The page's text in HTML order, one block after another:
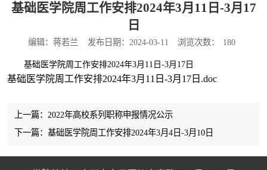
基础医学院周工作安排2024年3月11日-3月17
日
编辑：蒋若兰 发布日期：2024-03-11 浏览次数： 180
基础医学院周工作安排2024年3月11日-3月17日
基础医学院周工作安排2024年3月11日-3月17日.doc
上一篇：2022年高校系列职称申报情况公示
下一篇：基础医学院周工作安排2024年3月4日-3月10日